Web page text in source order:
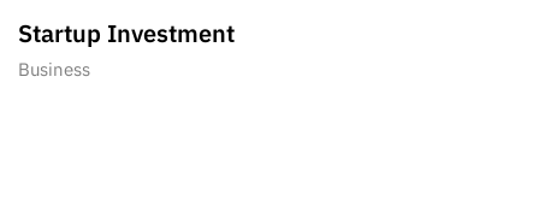
Startup Investment
Business